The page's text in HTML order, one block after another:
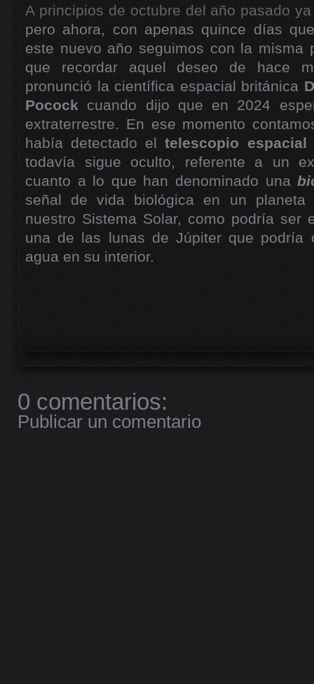
A principios de octubre del año pasado
pero ahora, con apenas quince días
este nuevo año seguimos con la misma
que recordar aquel deseo de hace
pronunció la científica espacial británica
Pocock cuando dijo que en 2024
extraterrestre. En ese momento
había detectado eltelescopio espacial
todavía sigue oculto, referente a un
cuanto a lo que han denominado una
señal de vida biológica en un planeta
nuestro Sistema Solar, como podría ser
una de las lunas de Júpiter que podría
agua en su interior.
0 comentarios:
Publicar un comentario